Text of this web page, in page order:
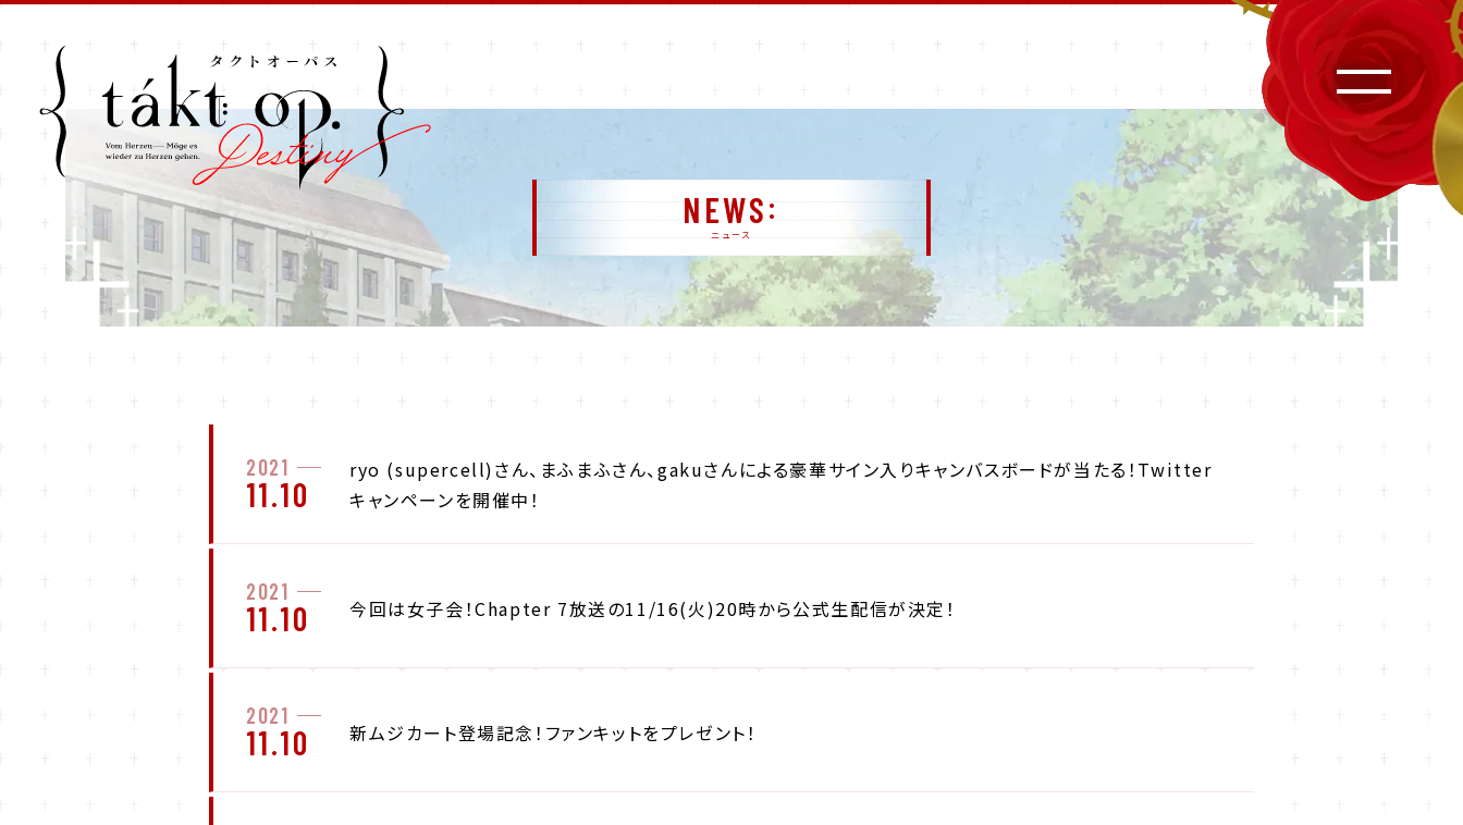
NEWS
ニュース
2021
11.10
ryo (supercell)さん、まふまふさん、gakuさんによる豪華サイン入りキャンバスボードが当たる！Twitter
キャンペーンを開催中！
2021
11.10 今回は女子会！Chapter 7放送の11/16(火)20時から公式生配信が決定！
2021
11.10 新ムジカート登場記念！ファンキットをプレゼント！